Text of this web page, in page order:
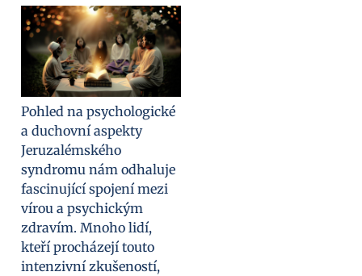
Pohled na psychologické
a duchovní aspekty
Jeruzalémského
syndromu nám odhaluje
fascinující spojení mezi
vírou a psychickým
zdravím. Mnoho lidí,
kteří procházejí touto
intenzivní zkušeností,